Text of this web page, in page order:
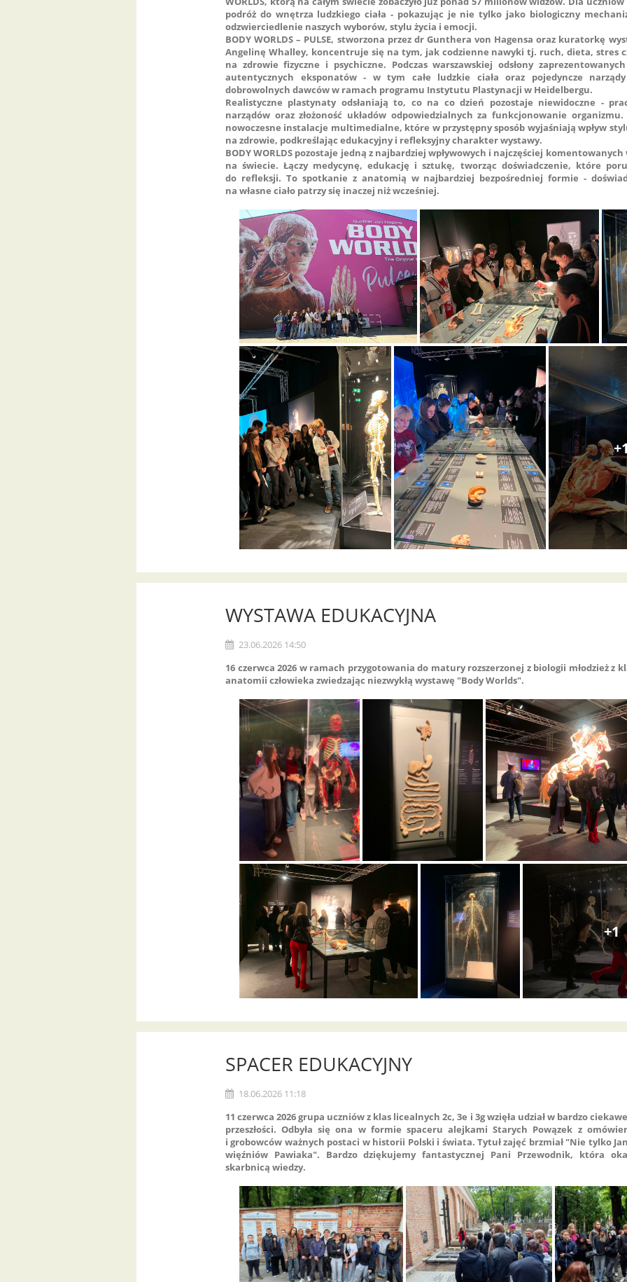
podróż do wnętrza ludzkiego ciała - pokazując je nie tylko jako biologiczny
odzwierciedlenie naszych wyborów, stylu życia i emocji.
BODY WORLDS – PULSE, stworzona przez dr Gunthera von Hagensa oraz kuratorkę
Angelinę Whalley, koncentruje się na tym, jak codzienne nawyki tj. ruch, dieta, stres
na zdrowie fizyczne i psychiczne. Podczas warszawskiej odsłony
autentycznych eksponatów - w tym całe ludzkie ciała oraz pojedyncze
dobrowolnych dawców w ramach programu Instytutu Plastynacji w Heidelbergu.
Realistyczne plastynaty odsłaniają to, co na co dzień pozostaje niewidoczne -
narządów oraz złożoność układów odpowiedzialnych za funkcjonowanie organizmu.
nowoczesne instalacje multimedialne, które w przystępny sposób wyjaśniają wpływ
na zdrowie, podkreślając edukacyjny i refleksyjny charakter wystawy.
BODY WORLDS pozostaje jedną z najbardziej wpływowych i najczęściej
na świecie. Łączy medycynę, edukację i sztukę, tworząc doświadczenie, które
do refleksji. To spotkanie z anatomią w najbardziej bezpośredniej formie -
na własne ciało patrzy się inaczej niż wcześniej.
WYSTAWA EDUKACYJNA
23.06.2026 14:50
16 czerwca 2026 w ramach przygotowania do matury rozszerzonej z biologii młodzież z
anatomii człowieka zwiedzając niezwykłą wystawę "Body Worlds".
+1
SPACER EDUKACYJNY
18.06.2026 11:18
11 czerwca 2026 grupa uczniów z klas licealnych 2c, 3e i 3g wzięła udział w bardzo
przeszłości. Odbyła się ona w formie spaceru alejkami Starych Powązek z
i grobowców ważnych postaci w historii Polski i świata. Tytuł zajęć brzmiał "Nie tylko
więźniów Pawiaka". Bardzo dziękujemy fantastycznej Pani Przewodnik, która
skarbnicą wiedzy.